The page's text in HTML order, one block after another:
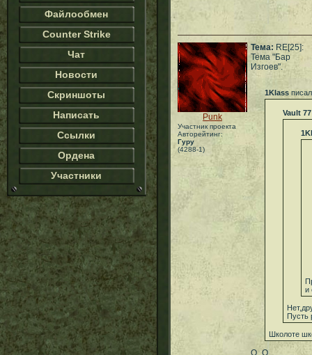
Файлообмен
Counter Strike
Чат
Новости
Скриншоты
Написать
Ссылки
Ордена
Участники
Punk
Участник проекта
Авторейтинг:
Гуру
(4288-1)
Тема: RE[25]:
Тема "Бар
Изгоев".
1Klass
Vault 77
и
Пусть
Школоте
О_О